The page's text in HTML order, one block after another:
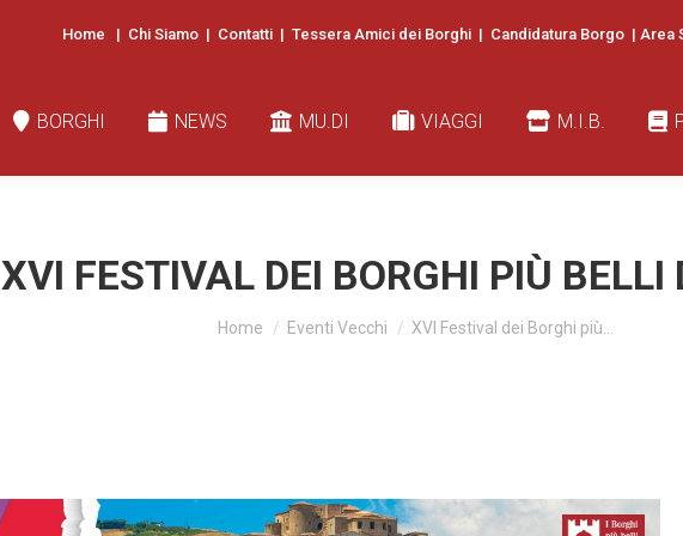
Home | Chi Siamo | Contatti | Tessera Amici dei Borghi | Candidatura Borgo | Area
BORGHI NEWS MU.DI VIAGGI M.I.B.
XVI FESTIVAL DEI BORGHI PIÙ BELLI
You are here:
Home Eventi Vecchi XVI Festival dei Borghi più…
NEWS MU.DI VIAGGI M.I.B.